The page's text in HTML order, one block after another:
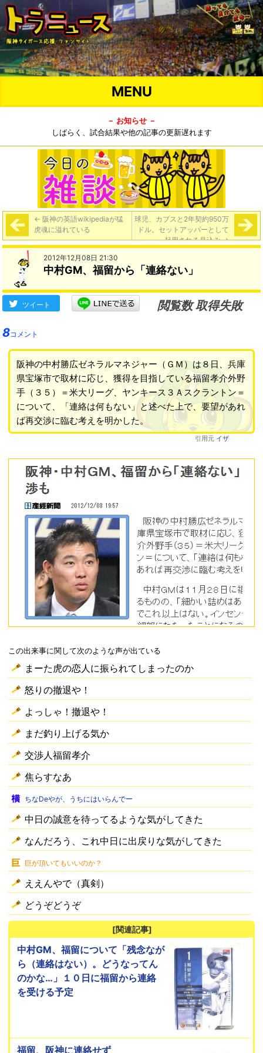
MENU
－ お知らせ －
しばらく、試合結果や他の記事の更新遅れます
← 阪神の英語wikipediaが猛
虎魂に溢れている
球児、カブスと2年契約950万
ドル。セットアッパーとして
起用される見込み→
2012年12月08日 21:30
中村GM、福留から「連絡ない」
ツイート
閲覧数 取得失敗
8コメント
阪神の中村勝広ゼネラルマネジャー（ＧＭ）は８日、兵庫
県宝塚市で取材に応じ、獲得を目指している福留孝介外野
手（３５）＝米大リーグ、ヤンキース３Ａスクラントン＝
について、「連絡は何もない」と述べた上で、要望があれ
ば再交渉に臨む考えを明かした。
引用元 イザ
この出来事に関して次のような声が出ている
まーた虎の恋人に振られてしまったのか
怒りの撤退や！
よっしゃ！撤退や！
まだ釣り上げる気か
交渉人福留孝介
焦らすなあ
ちなDeやが、うちにはいらんでー
中日の誠意を待ってるような気がしてきた
なんだろう、これ中日に出戻りな気がしてきた
巨が頂いてもいいのか？
ええんやで（真剣）
どうぞどうぞ
[関連記事]
中村GM、福留について「残念なが
ら（連絡はない）。どうなってん
のかな…」１０日に福留から連絡
を受ける予定
福留、阪神に連絡せず